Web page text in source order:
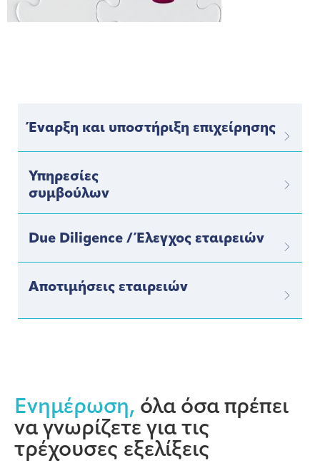
Έναρξη και υποστήριξη επιχείρησης
Υπηρεσίες
συμβούλων
Due Diligence / Έλεγχος εταιρειών
Αποτιμήσεις εταιρειών
Ενημέρωση, όλα όσα πρέπει
να γνωρίζετε για τις
τρέχουσες εξελίξεις